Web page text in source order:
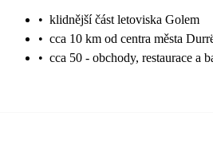
• klidnější část letoviska Golem
• cca 10 km od centra města
• cca 50 - obchody, restaurace a